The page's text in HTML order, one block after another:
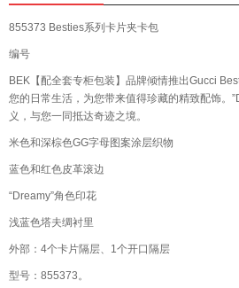
855373 Besties系列卡片夹卡包
编号
BEK【配全套专柜包装】品牌倾情推出Gucci
您的日常生活，为您带来值得珍藏的精致配饰。
义，与您一同抵达奇迹之境。
米色和深棕色GG字母图案涂层织物
蓝色和红色皮革滚边
“Dreamy”角色印花
浅蓝色塔夫绸衬里
外部：4个卡片隔层、1个开口隔层
型号：855373。